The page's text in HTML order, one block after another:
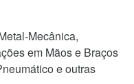
Mecânica,
em Mãos e Braços
e outras